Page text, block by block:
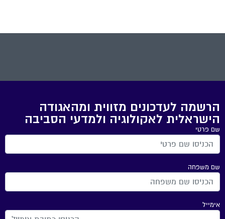
הרשמה לעדכונים מזווית ומהאגודה
הישראלית לאקולוגיה ולמדעי הסביבה
שם פרטי
שם משפחה
אימייל